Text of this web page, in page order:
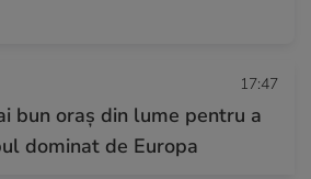
17:47
bun oraș din lume pentru a
dominat de Europa